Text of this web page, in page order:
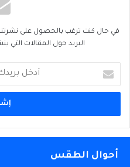
في حال كنت ترغب بالحصول على نشرتنا
البريد حول المقالات التي
بريدك
الإلكتروني
أحوال الطقس